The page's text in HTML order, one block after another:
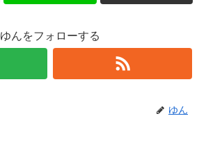
ゆんをフォローする
ゆん